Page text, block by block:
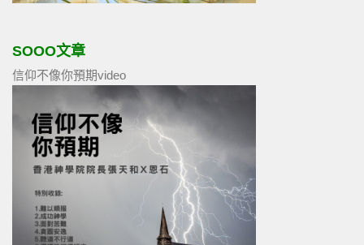
SOOO文章
信仰不像你預期video